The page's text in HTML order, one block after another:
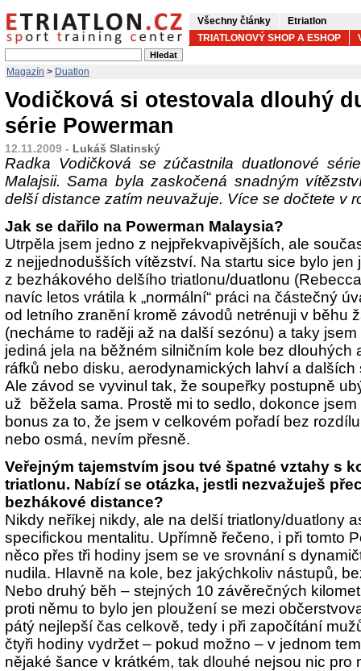
Všechny články
Etriatlon
TRIATLONOVÝ SHOP A ESHOP
Magazín > Duatlon
Vodičková si otestovala dlouhý
série Powerman
12.11.2009 - Lukáš Slatinský
Radka Vodičková se zúčastnila duatlonové
Malajsii. Sama byla zaskočená snadným
delší distance zatím neuvažuje. Více se dočtete v
Jak se dařilo na Powerman Malaysia?
Utrpěla jsem jedno z nejpřekvapivějších, ale
z nejjednodušších vítězství. Na startu sice bylo jen
z bezhákového delšího triatlonu/duatlonu
navíc letos vrátila k „normální“ práci na částečný
od letního zranění kromě závodů netrénuji v běhu
(necháme to raději až na další sezónu) a taky
jediná jela na běžném silničním kole bez dlouhých
ráfků nebo disku, aerodynamických lahví a dalších
Ale závod se vyvinul tak, že soupeřky postupně
už
běžela sama. Prostě mi to sedlo, dokonce
bonus za to, že jsem v celkovém pořadí bez
nebo osmá, nevím přesně.
Veřejným tajemstvím jsou tvé špatné vztahy s
triatlonu. Nabízí se otázka, jestli nezvažuješ
bezhákové distance?
Nikdy neříkej nikdy, ale na delší triatlony/duatlony
specifickou mentalitu. Upřímně řečeno, i při tomto
něco přes tři hodiny jsem se ve srovnání s
nudila. Hlavně na kole, bez jakýchkoliv nástupů,
Nebo druhý běh – stejných 10 závěrečných
proti němu to bylo jen ploužení se mezi
pátý nejlepší čas celkově, tedy i při započítání
čtyři hodiny vydržet – pokud možno – v jednom
nějaké šance v krátkém, tak dlouhé nejsou nic pro